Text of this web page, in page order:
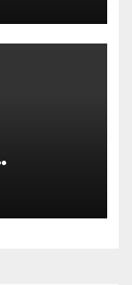
για